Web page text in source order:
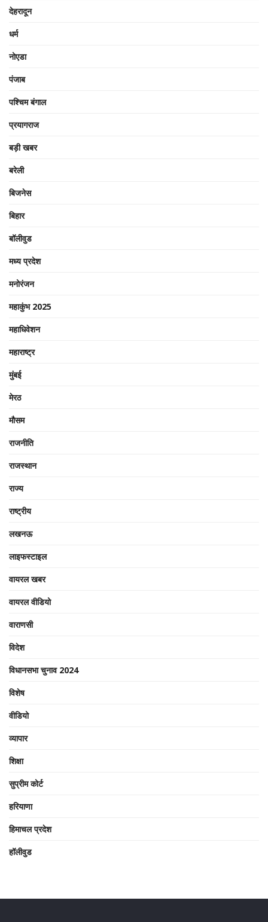
देहरादून
धर्म
नोएडा
पंजाब
पश्चिम बंगाल
प्रयागराज
बड़ी खबर
बरेली
बिजनेस
बिहार
बॉलीवुड
मध्य प्रदेश
मनोरंजन
महाकुंभ 2025
महाधिवेशन
महाराष्ट्र
मुंबई
मेरठ
मौसम
राजनीति
राजस्थान
राज्य
राष्ट्रीय
लखनऊ
लाइफस्टाइल
वायरल खबर
वायरल वीडियो
वाराणसी
विदेश
विधानसभा चुनाव 2024
विशेष
वीडियो
व्यापार
शिक्षा
सुप्रीम कोर्ट
हरियाणा
हिमाचल प्रदेश
हॉलीवुड